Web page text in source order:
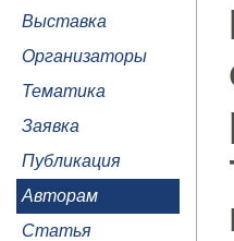
Выставка
Организаторы
Тематика
Заявка
Публикация
Авторам
Статья